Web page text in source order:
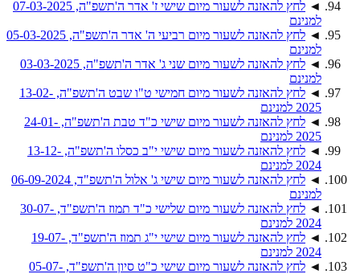
◄
לחץ להאזנה לשעור מיום שישי ז' אדר ה'תשפ"ה, 07-03-2025
למנינם
◄
לחץ להאזנה לשעור מיום רביעי ה' אדר ה'תשפ"ה, 05-03-2025
למנינם
◄
לחץ להאזנה לשעור מיום שני ג' אדר ה'תשפ"ה, 03-03-2025
למנינם
◄
לחץ להאזנה לשעור מיום חמישי ט"ו שבט ה'תשפ"ה, 13-02-
2025 למנינם
◄
לחץ להאזנה לשעור מיום שישי כ"ד טבת ה'תשפ"ה, 24-01-
2025 למנינם
◄
לחץ להאזנה לשעור מיום שישי י"ב כסלו ה'תשפ"ה, 13-12-
2024 למנינם
◄
לחץ להאזנה לשעור מיום שישי ג' אלול ה'תשפ"ד, 06-09-2024
למנינם
◄
לחץ להאזנה לשעור מיום שלישי כ"ד תמוז ה'תשפ"ד, 30-07-
2024 למנינם
◄
לחץ להאזנה לשעור מיום שישי י"ג תמוז ה'תשפ"ד, 19-07-
2024 למנינם
◄
לחץ להאזנה לשעור מיום שישי כ"ט סיון ה'תשפ"ד, 05-07-